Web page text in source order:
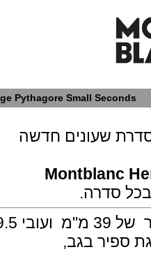
Heritage Pythagore Small
שעונים חדשה
בגב,